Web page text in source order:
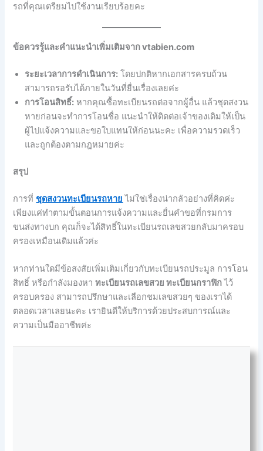
รถที่คุณเตรียมไปใช้งานเรียบร้อยคะ
ข้อควรรู้และคำแนะนำเพิ่มเติมจาก vtabien.com
ระยะเวลาการดำเนินการ: โดยปกติหากเอกสารครบถ้วน
สามารถรอรับได้ภายในวันที่ยื่นเรื่องเลยค่ะ
การโอนสิทธิ์: หากคุณซื้อทะเบียนรถต่อจากผู้อื่น แล้วชุดสงวน
หายก่อนจะทำการโอนชื่อ แนะนำให้ติดต่อเจ้าของเดิมให้เป็น
ผู้ไปแจ้งความและขอใบแทนให้ก่อนนะคะ เพื่อความรวดเร็ว
และถูกต้องตามกฎหมายค่ะ
สรุป
การที่ ชุดสงวนทะเบียนรถหาย ไม่ใช่เรื่องน่ากลัวอย่างที่คิดค่ะ
เพียงแค่ทำตามขั้นตอนการแจ้งความและยื่นคำขอที่กรมการ
ขนส่งทางบก คุณก็จะได้สิทธิ์ในทะเบียนรถเลขสวยกลับมาครอบ
ครองเหมือนเดิมแล้วค่ะ
หากท่านใดมีข้อสงสัยเพิ่มเติมเกี่ยวกับทะเบียนรถประมูล การโอน
สิทธิ์ หรือกำลังมองหาทะเบียนรถเลขสวย ทะเบียนกราฟิกไว้
ครอบครอง สามารถปรึกษาและเลือกชมเลขสวยๆ ของเราได้
ตลอดเวลาเลยนะคะ เรายินดีให้บริการด้วยประสบการณ์และ
ความเป็นมืออาชีพค่ะ